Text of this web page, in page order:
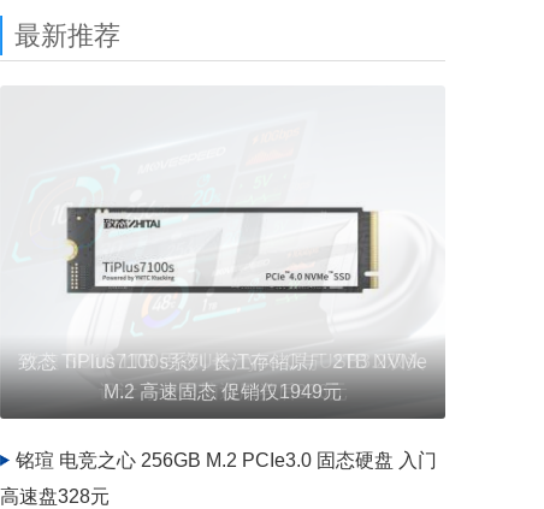
最新推荐
移速 SU10 1TB 固态U盘 Type-C与USB3.2双头
设计 手机电脑通用券后826元
铭瑄 电竞之心 256GB M.2 PCIe3.0 固态硬盘 入门
高速盘328元